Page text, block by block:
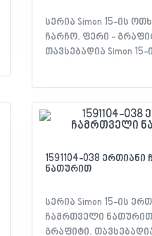
სერია Simon 15-ის
ჩარჩო. ფერი -
თავსებადია Simon 15-
ტიპი: ოთხბუდიანი
თერმოპლასტიკური
სერთიფიკატი: EAC
1591104-038
ნათურით
სერია Simon 15-ის
ჩამრთველი
გრაფიტი. თავსებადია